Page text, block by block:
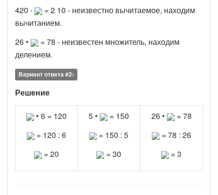
420 -
= 2 10 - неизвестно вычитаемое, находим
вычитанием.
26 •
= 78 - неизвестен множитель, находим
делением.
Вариант ответа #2:
Решение
• 6 = 120
= 120 : 6
= 20
5 •
= 150
= 150 : 5
= 30
26 •
= 78
= 78 : 26
= 3